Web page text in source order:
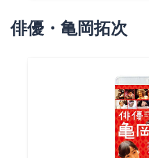
俳優・亀岡拓次